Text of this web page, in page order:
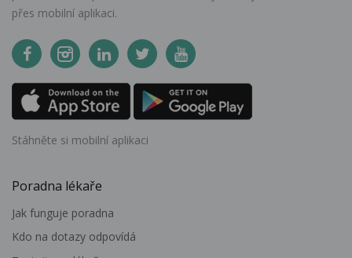
přes mobilní aplikaci.
Stáhněte si mobilní aplikaci
Poradna lékaře
Jak funguje poradna
Kdo na dotazy odpovídá